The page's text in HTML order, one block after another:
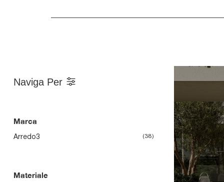
Naviga Per
Marca
Arredo3 38
Materiale